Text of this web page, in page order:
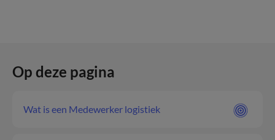
Op deze pagina
Wat is een Medewerker logistiek